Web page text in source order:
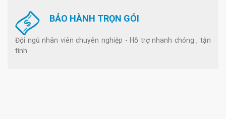
BẢO HÀNH TRỌN GÓI
Đội ngũ nhân viên chuyên nghiệp - Hỗ trợ nhanh chóng , tận
tình